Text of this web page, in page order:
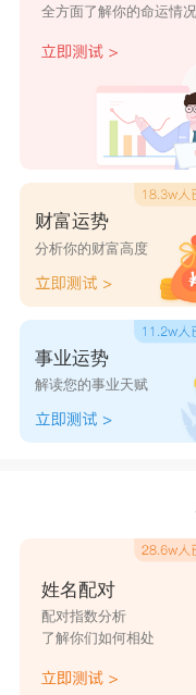
全方面了解你的命运情况
财富运势
分析你的财富高度
事业运势
解读您的事业天赋
姓名配对
配对指数分析
了解你们如何相处